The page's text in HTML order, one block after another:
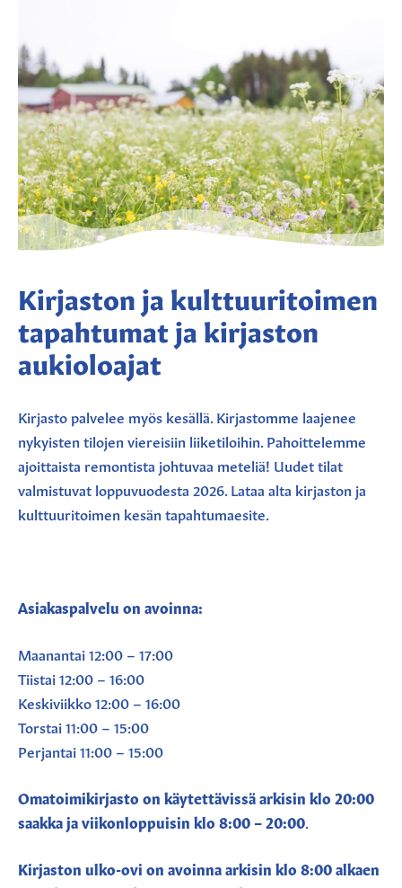
Kirjaston ja kulttuuritoimen
tapahtumat ja kirjaston
aukioloajat
Kirjasto palvelee myös kesällä. Kirjastomme laajenee
nykyisten tilojen viereisiin liiketiloihin. Pahoittelemme
ajoittaista remontista johtuvaa meteliä! Uudet tilat
valmistuvat loppuvuodesta 2026. Lataa alta kirjaston ja
kulttuuritoimen kesän tapahtumaesite.
Asiakaspalvelu on avoinna:
Maanantai 12:00 – 17:00
Tiistai 12:00 – 16:00
Keskiviikko 12:00 – 16:00
Torstai 11:00 – 15:00
Perjantai 11:00 – 15:00
Omatoimikirjasto on käytettävissä arkisin klo 20:00
saakka ja viikonloppuisin klo 8:00 – 20:00
Kirjaston ulko-ovi on avoinna arkisin klo 8:00 alkaen